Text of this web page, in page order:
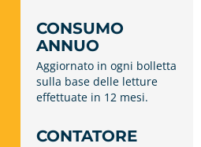
CONSUMO
ANNUO
Aggiornato in ogni bolletta
sulla base delle letture
effettuate in 12 mesi.
CONTATORE